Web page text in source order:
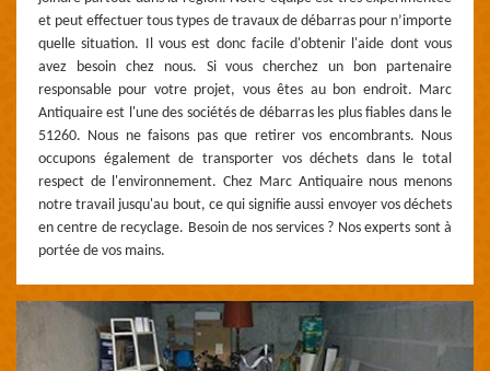
et peut effectuer tous types de travaux de débarras pour n’importe
quelle situation. Il vous est donc facile d'obtenir l'aide dont vous
avez besoin chez nous. Si vous cherchez un bon partenaire
responsable pour votre projet, vous êtes au bon endroit. Marc
Antiquaire est l'une des sociétés de débarras les plus fiables dans le
51260. Nous ne faisons pas que retirer vos encombrants. Nous
occupons également de transporter vos déchets dans le total
respect de l'environnement. Chez Marc Antiquaire nous menons
notre travail jusqu'au bout, ce qui signifie aussi envoyer vos déchets
en centre de recyclage. Besoin de nos services ? Nos experts sont à
portée de vos mains.